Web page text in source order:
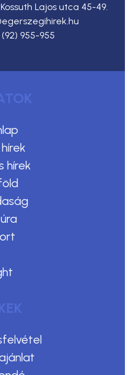
Lajos utca 45-49.
955-955
hírek